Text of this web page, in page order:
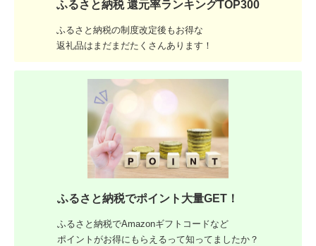
ふるさと納税 還元率ランキングTOP300
ふるさと納税の制度改定後もお得な
返礼品はまだまだたくさんあります！
ふるさと納税でポイント大量GET！
ふるさと納税でAmazonギフトコードなど
ポイントがお得にもらえるって知ってましたか？